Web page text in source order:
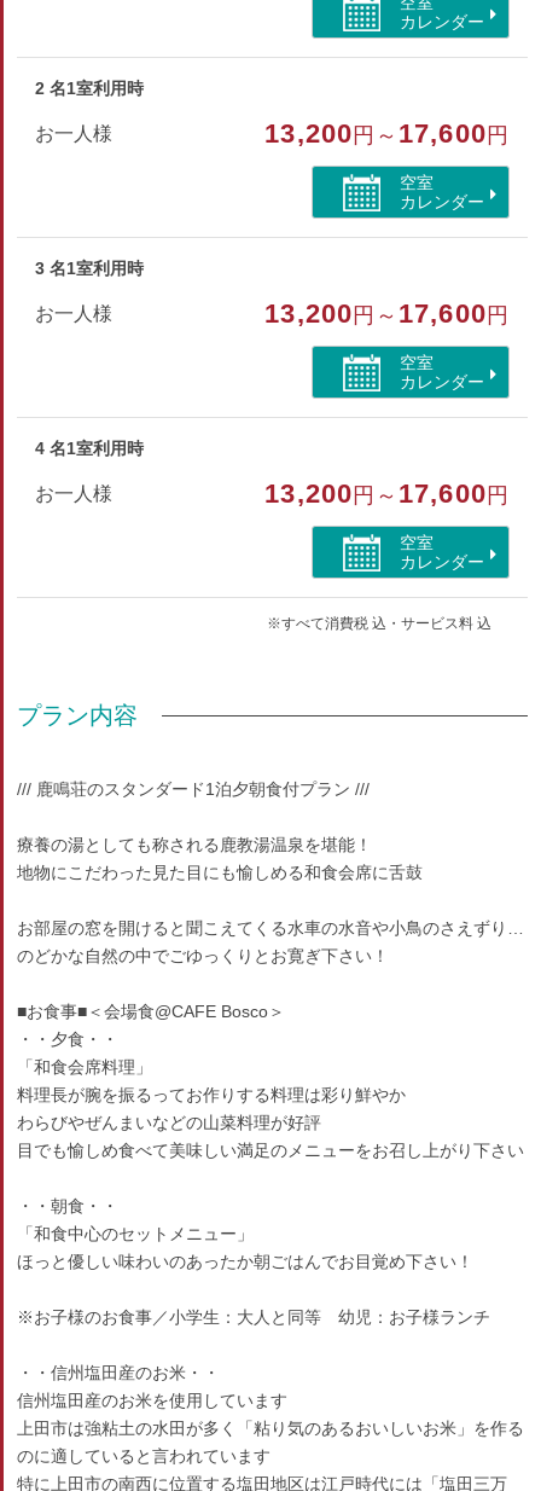
トイレ/禁煙/インターネットができる部屋
カレンダー
2 名1室利用時
お一人様 13,200 円～ 17,600 円
空室
カレンダー
3 名1室利用時
お一人様 13,200 円～ 17,600 円
空室
カレンダー
4 名1室利用時
お一人様 13,200 円～ 17,600 円
空室
カレンダー
※すべて消費税 込・サービス料 込
プラン内容
/// 鹿鳴荘のスタンダード1泊夕朝食付プラン ///
療養の湯としても称される鹿教湯温泉を堪能！
地物にこだわった見た目にも愉しめる和食会席に舌鼓
お部屋の窓を開けると聞こえてくる水車の水音や小鳥のさえずり…
のどかな自然の中でごゆっくりとお寛ぎ下さい！
■お食事■＜会場食@CAFE Bosco＞
・・夕食・・
「和食会席料理」
料理長が腕を振るってお作りする料理は彩り鮮やか
わらびやぜんまいなどの山菜料理が好評
目でも愉しめ食べて美味しい満足のメニューをお召し上がり下さい
・・朝食・・
「和食中心のセットメニュー」
ほっと優しい味わいのあったか朝ごはんでお目覚め下さい！
※お子様のお食事／小学生：大人と同等 幼児：お子様ランチ
・・信州塩田産のお米・・
信州塩田産のお米を使用しています
上田市は強粘土の水田が多く「粘り気のあるおいしいお米」を作る
のに適していると言われています
特に上田市の南西に位置する塩田地区は江戸時代には「塩田三万